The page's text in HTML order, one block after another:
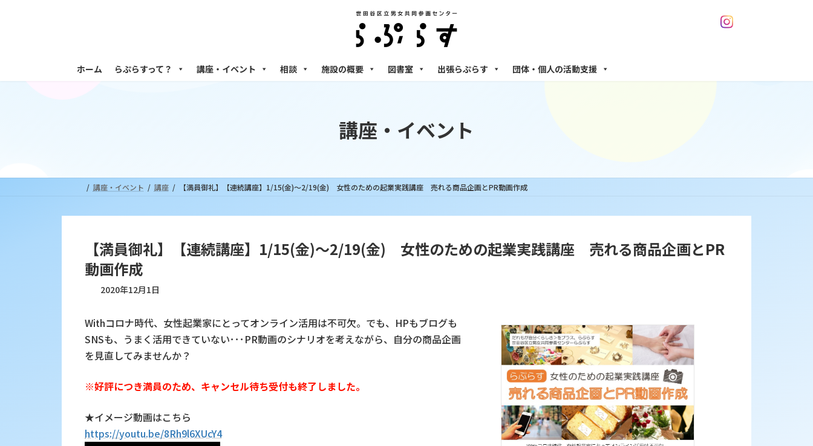
へ
ョ
ホーム らぷらすって？ 講座・イベント 相談 施設の概要 図書室 出張らぷらす 団体・個人の活動支援
講座・イベント
講座・イベント 講座 【満員御礼】【連続講座】1/15(金)～2/19(金) 女性のための起業実践講座 売れる商品企画とPR動画作成
【満員御礼】【連続講座】1/15(金)～2/19(金) 女性のための起業実践講座 売れる商品企画とPR
動画作成
2020年12月1日
Withコロナ時代、女性起業家にとってオンライン活用は不可欠。でも、HPもブログも
SNSも、うまく活用できていない･･･PR動画のシナリオを考えながら、自分の商品企画
を見直してみませんか？
※好評につき満員のため、キャンセル待ち受付も終了しました。
★イメージ動画はこちら
https://youtu.be/8Rh9l6XUcY4